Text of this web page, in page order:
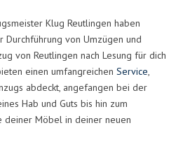
Klug Reutlingen haben
von Umzügen und
von Reutlingen nach Lesung für dich
einen umfangreichen Service,
abdeckt, angefangen bei der
Hab und Guts bis hin zum
deiner Möbel in deiner neuen